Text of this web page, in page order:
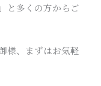
と多くの方からご
様、まずはお気軽